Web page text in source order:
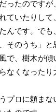
ったのですが
ていたりして
んです。でも
そのうち」と
で、樹木が傾
なくなったり
プロに頼まな